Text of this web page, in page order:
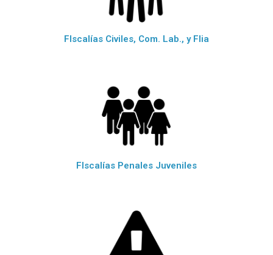
FIscalías Civiles, Com. Lab., y Flia
FIscalías Penales Juveniles